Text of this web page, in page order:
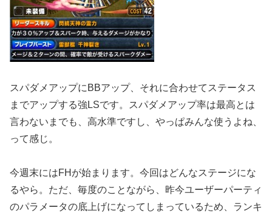
スパダメアップにBBアップ、それに合わせてステータス
までアップする強LSです。スパダメアップ率は最高とは
言わないまでも、高水準ですし、やっぱみんな使うよね、
って感じ。
今週末にはFHが始まります。今回はどんなステージにな
るやら。ただ、毎度のことながら、昨今ユーザーパーティ
のパラメータの底上げになってしまっているため、ランキ